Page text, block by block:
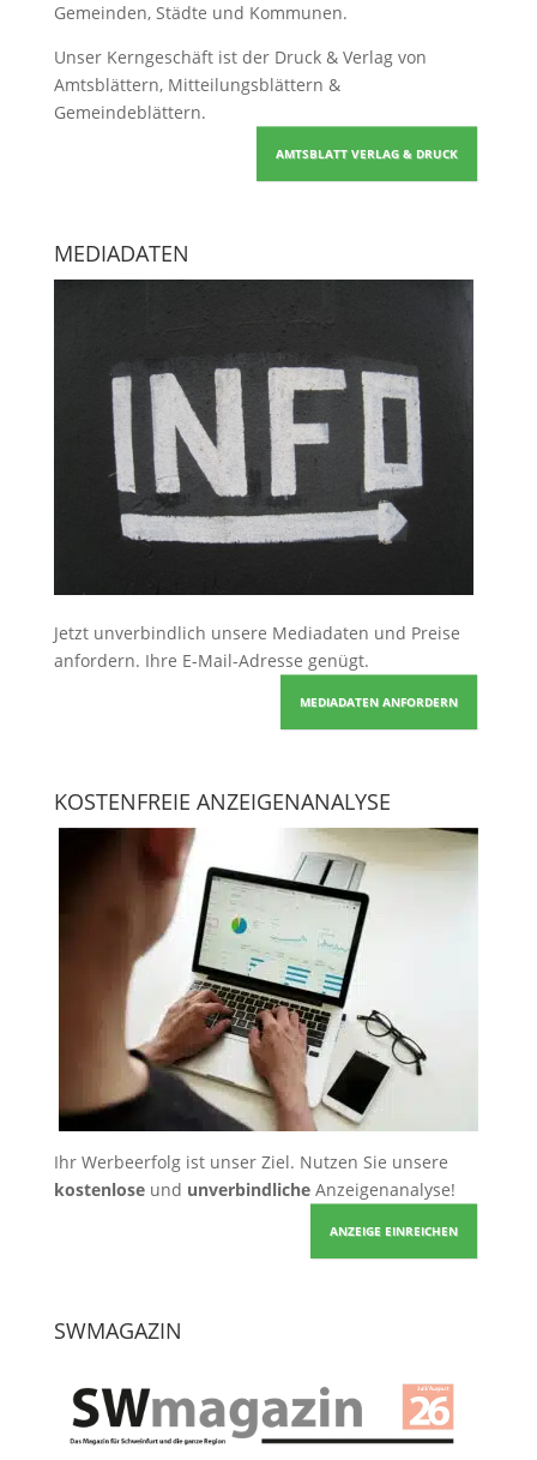
Gemeinden, Städte und Kommunen.
Unser Kerngeschäft ist der Druck & Verlag von
Amtsblättern, Mitteilungsblättern &
Gemeindeblättern.
AMTSBLATT VERLAG & DRUCK
MEDIADATEN
Jetzt unverbindlich unsere Mediadaten und Preise
anfordern. Ihre E-Mail-Adresse genügt.
MEDIADATEN ANFORDERN
KOSTENFREIE ANZEIGENANALYSE
Ihr Werbeerfolg ist unser Ziel. Nutzen Sie unsere
kostenloseund unverbindlicheAnzeigenanalyse!
ANZEIGE EINREICHEN
SWMAGAZIN